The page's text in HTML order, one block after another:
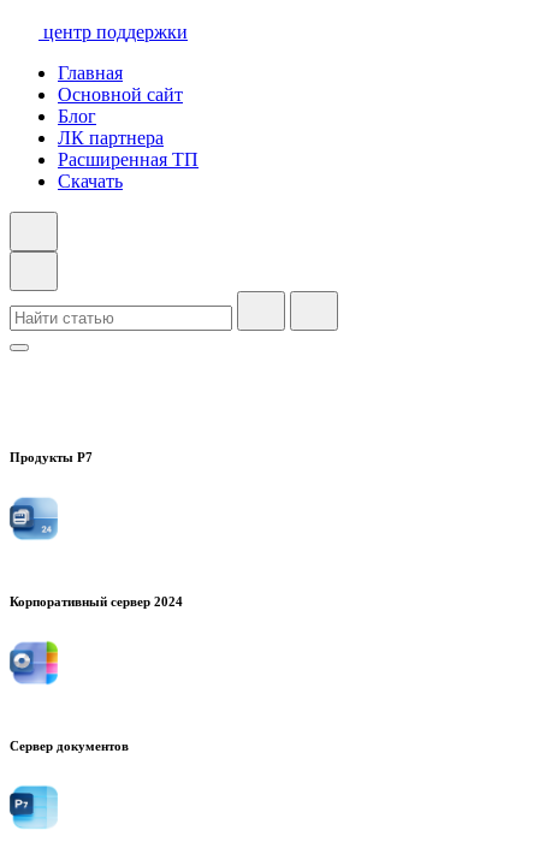
центр поддержки
Главная
Основной сайт
Блог
ЛК партнера
Расширенная ТП
Скачать
Продукты Р7
Корпоративный сервер 2024
Сервер документов